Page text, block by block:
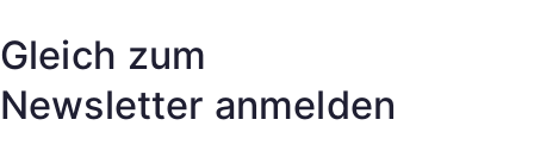
auf
der
Produktseite
Gleich zum
Newsletter anmelden